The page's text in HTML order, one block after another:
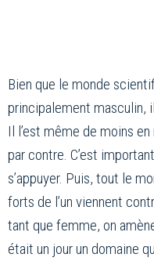
Bien que le monde
principalement masculin,
Il l’est même de moins
par contre. C’est
s’appuyer. Puis, tout le
forts de l’un viennent
tant que femme, on
était un jour un domaine